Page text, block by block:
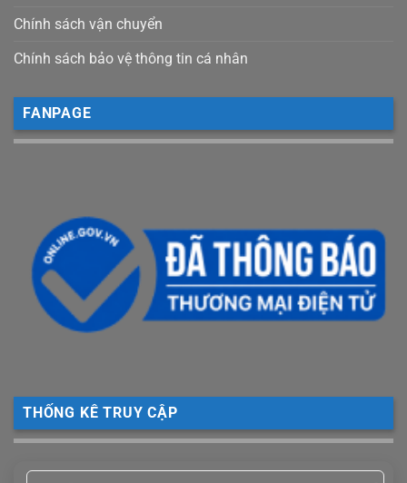
Chính sách vận chuyển
Chính sách bảo vệ thông tin cá nhân
FANPAGE
THỐNG KÊ TRUY CẬP